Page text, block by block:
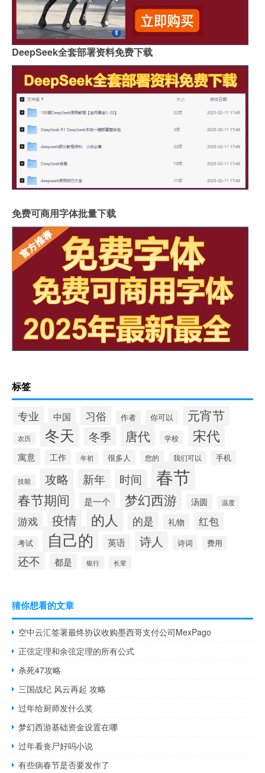
DeepSeek全套部署资料免费下载
免费可商用字体批量下载
标签
专业 中国 习俗 作者 你可以 元宵节
农历 冬天 冬季 唐代 学校 宋代
寓意 工作 年初 很多人 您的 我们可以 手机
技能 攻略 新年 时间 春节
春节期间 是一个 梦幻西游 汤圆 温度
游戏 疫情 的人 的是 礼物 红包
考试 自己的 英语 诗人 诗词 费用
还不 都是 银行 长辈
猜你想看的文章
空中云汇签署最终协议收购墨西哥支付公司MexPago
正弦定理和余弦定理的所有公式
杀死47攻略
三国战纪 风云再起 攻略
过年给厨师发什么奖
梦幻西游基础资金设置在哪
过年看丧尸好吗小说
有些病春节是否要发作了